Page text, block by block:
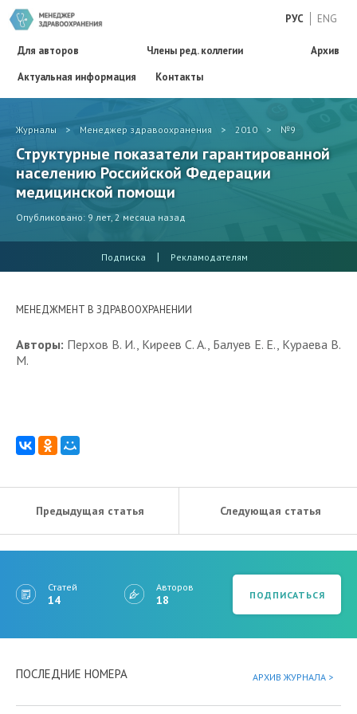
РУС ENG
Для авторов Члены ред. коллегии
Архив
Актуальная информация
Контакты
Журналы > Менеджер здравоохранения > 2010 > №9
Структурные показатели гарантированной
населению Российской Федерации
медицинской помощи
Опубликовано: 9 лет, 2 месяца назад
Подписка | Рекламодателям
МЕНЕДЖМЕНТ В ЗДРАВООХРАНЕНИИ
Авторы: Перхов В. И., Киреев С. А., Балуев Е. Е., Кураева В.
М.
Предыдущая статья Следующая статья
Статей
14
Авторов
18 ПОДПИСАТЬСЯ
ПОСЛЕДНИЕ НОМЕРА АРХИВ ЖУРНАЛА >